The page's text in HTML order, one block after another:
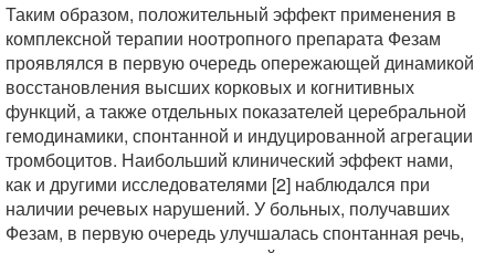
Таким образом, положительный эффект применения в
комплексной терапии ноотропного препарата Фезам
проявлялся в первую очередь опережающей динамикой
восстановления высших корковых и когнитивных
функций, а также отдельных показателей церебральной
гемодинамики, спонтанной и индуцированной агрегации
тромбоцитов. Наибольший клинический эффект нами,
как и другими исследователями [2] наблюдался при
наличии речевых нарушений. У больных, получавших
Фезам, в первую очередь улучшалась спонтанная речь,